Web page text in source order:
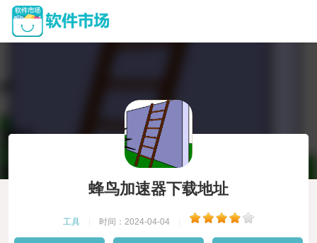
蜂鸟加速器下载地址
工具 时间：2024-04-04